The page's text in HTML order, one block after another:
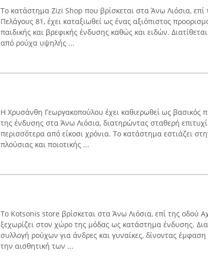
Το κατάστημα Zizi Shop που βρίσκεται στα Άνω Λιόσια, επί
Πελάγους 81, έχει καταξιωθεί ως ένας αξιόπιστος
παιδικής και βρεφικής ένδυσης καθώς και ειδών.
από ρούχα υψηλής ...
Η Χρυσάνθη Γεωργακοπούλου έχει καθιερωθεί ως βασικός
της ένδυσης στα Άνω Λιόσια, διατηρώντας σταθερή
περισσότερα από είκοσι χρόνια. Το κατάστημα εστιάζει
πλούσιας και ποιοτικής ...
Το Kotsonis store βρίσκεται στα Άνω Λιόσια, επί της οδού
ξεχωρίζει στον χώρο της μόδας ως κατάστημα ένδυσης.
συλλογή ρούχων για άνδρες και γυναίκες, δίνοντας
την αισθητική των ...